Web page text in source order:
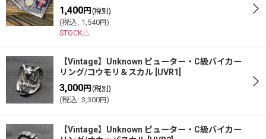
1,400円(税別)
(税込 : 1,540円)
STOCK△
【Vintage】Unknown ピューター・C級バイカー
リング/コウモリ＆スカル [UVR1]
3,000円(税別)
(税込 : 3,300円)
【Vintage】Unknown ピューター・C級バイカー